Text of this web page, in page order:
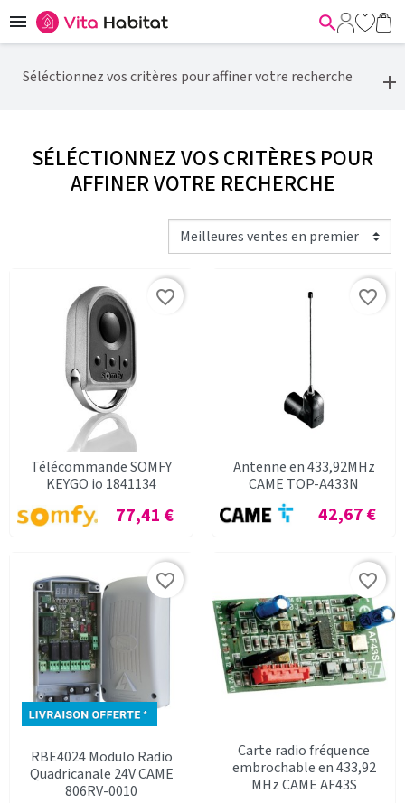
 
Séléctionnez vos critères pour affiner votre recherche
SÉLÉCTIONNEZ VOS CRITÈRES POUR
AFFINER VOTRE RECHERCHE
Télécommande SOMFY
KEYGO io 1841134
Prix
77,41 €
favorite_border
Antenne en 433,92MHz
CAME TOP-A433N
Prix
42,67 €
favorite_border
RBE4024 Modulo Radio
Quadricanale 24V CAME
806RV-0010
favorite_border
Carte radio fréquence
embrochable en 433,92
MHz CAME AF43S
favorite_border